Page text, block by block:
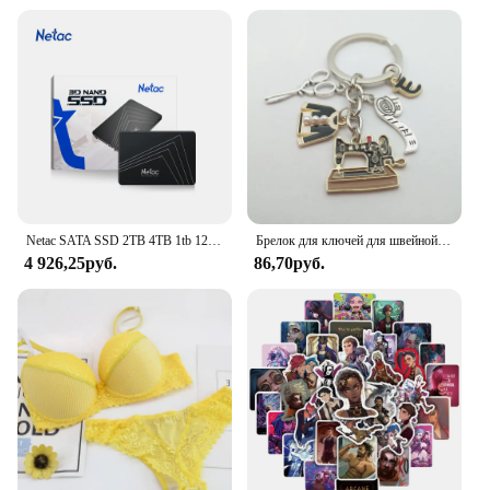
protection to their customers. The sets are available
for sale, making it an affordable option for those
seeking reliable laptop bags. The PG245 CL246
combo pack is a smart investment for anyone who
values their laptop's safety and wants to ensure it
remains in pristine condition.
Netac SATA SSD 2TB 4TB 1tb 128gb SSD 480gb 512gb 256gb HD SSD Жесткий диск Hdd Внутренний твердотельный накопитель для ноутбука
4 926,25руб.
Брелок для ключей для швейной машинки, железная рулетка с измерительными ножницами, цепочка для ключей для платья, хороший подарок для женщин, ювелирные изделия ручной работы
86,70руб.